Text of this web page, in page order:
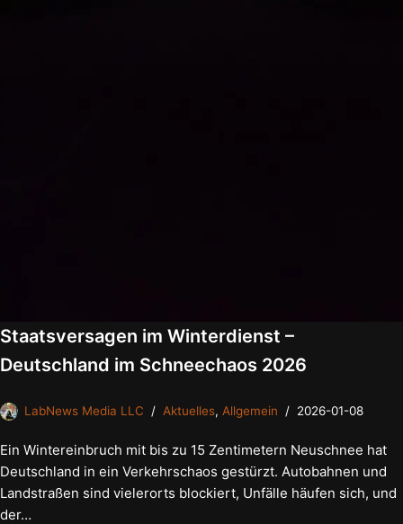
Staatsversagen im Winterdienst –
Deutschland im Schneechaos 2026
LabNews Media LLC Aktuelles, Allgemein 2026-01-08
Ein Wintereinbruch mit bis zu 15 Zentimetern Neuschnee hat
Deutschland in ein Verkehrschaos gestürzt. Autobahnen und
Landstraßen sind vielerorts blockiert, Unfälle häufen sich, und
der…